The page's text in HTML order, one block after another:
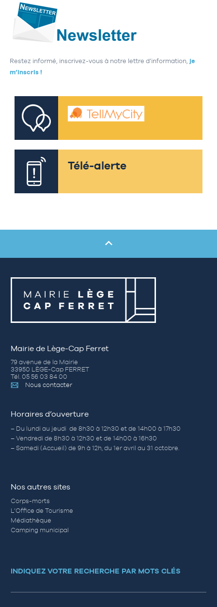
Restez informé, inscrivez-vous à notre lettre d’information, je
m’inscris !
Télé-alerte
Mairie de Lège-Cap Ferret
79 avenue de la Mairie
33950 LÈGE-Cap FERRET
Tél. 05 56 03 84 00
Nous contacter
Horaires d’ouverture
– Du lundi au jeudi de 8h30 à 12h30 et de 14h00 à 17h30
– Vendredi de 8h30 à 12h30 et de 14h00 à 16h30
– Samedi (Accueil) de 9h à 12h, du 1er avril au 31 octobre.
Nos autres sites
Corps-morts
L’Office de Tourisme
Médiathèque
Camping municipal
INDIQUEZ VOTRE RECHERCHE PAR MOTS CLÉS